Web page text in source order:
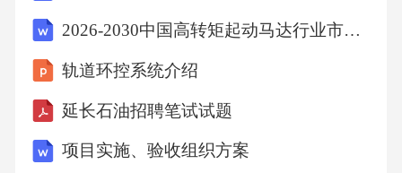
2026-2030中国高转矩起动马达行业市场发展趋势与前景展望战略分析研究报告
轨道环控系统介绍
延长石油招聘笔试试题
项目实施、验收组织方案